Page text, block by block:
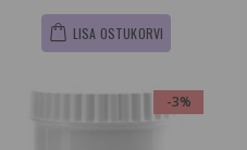
LISA OSTUKORVI
-3%